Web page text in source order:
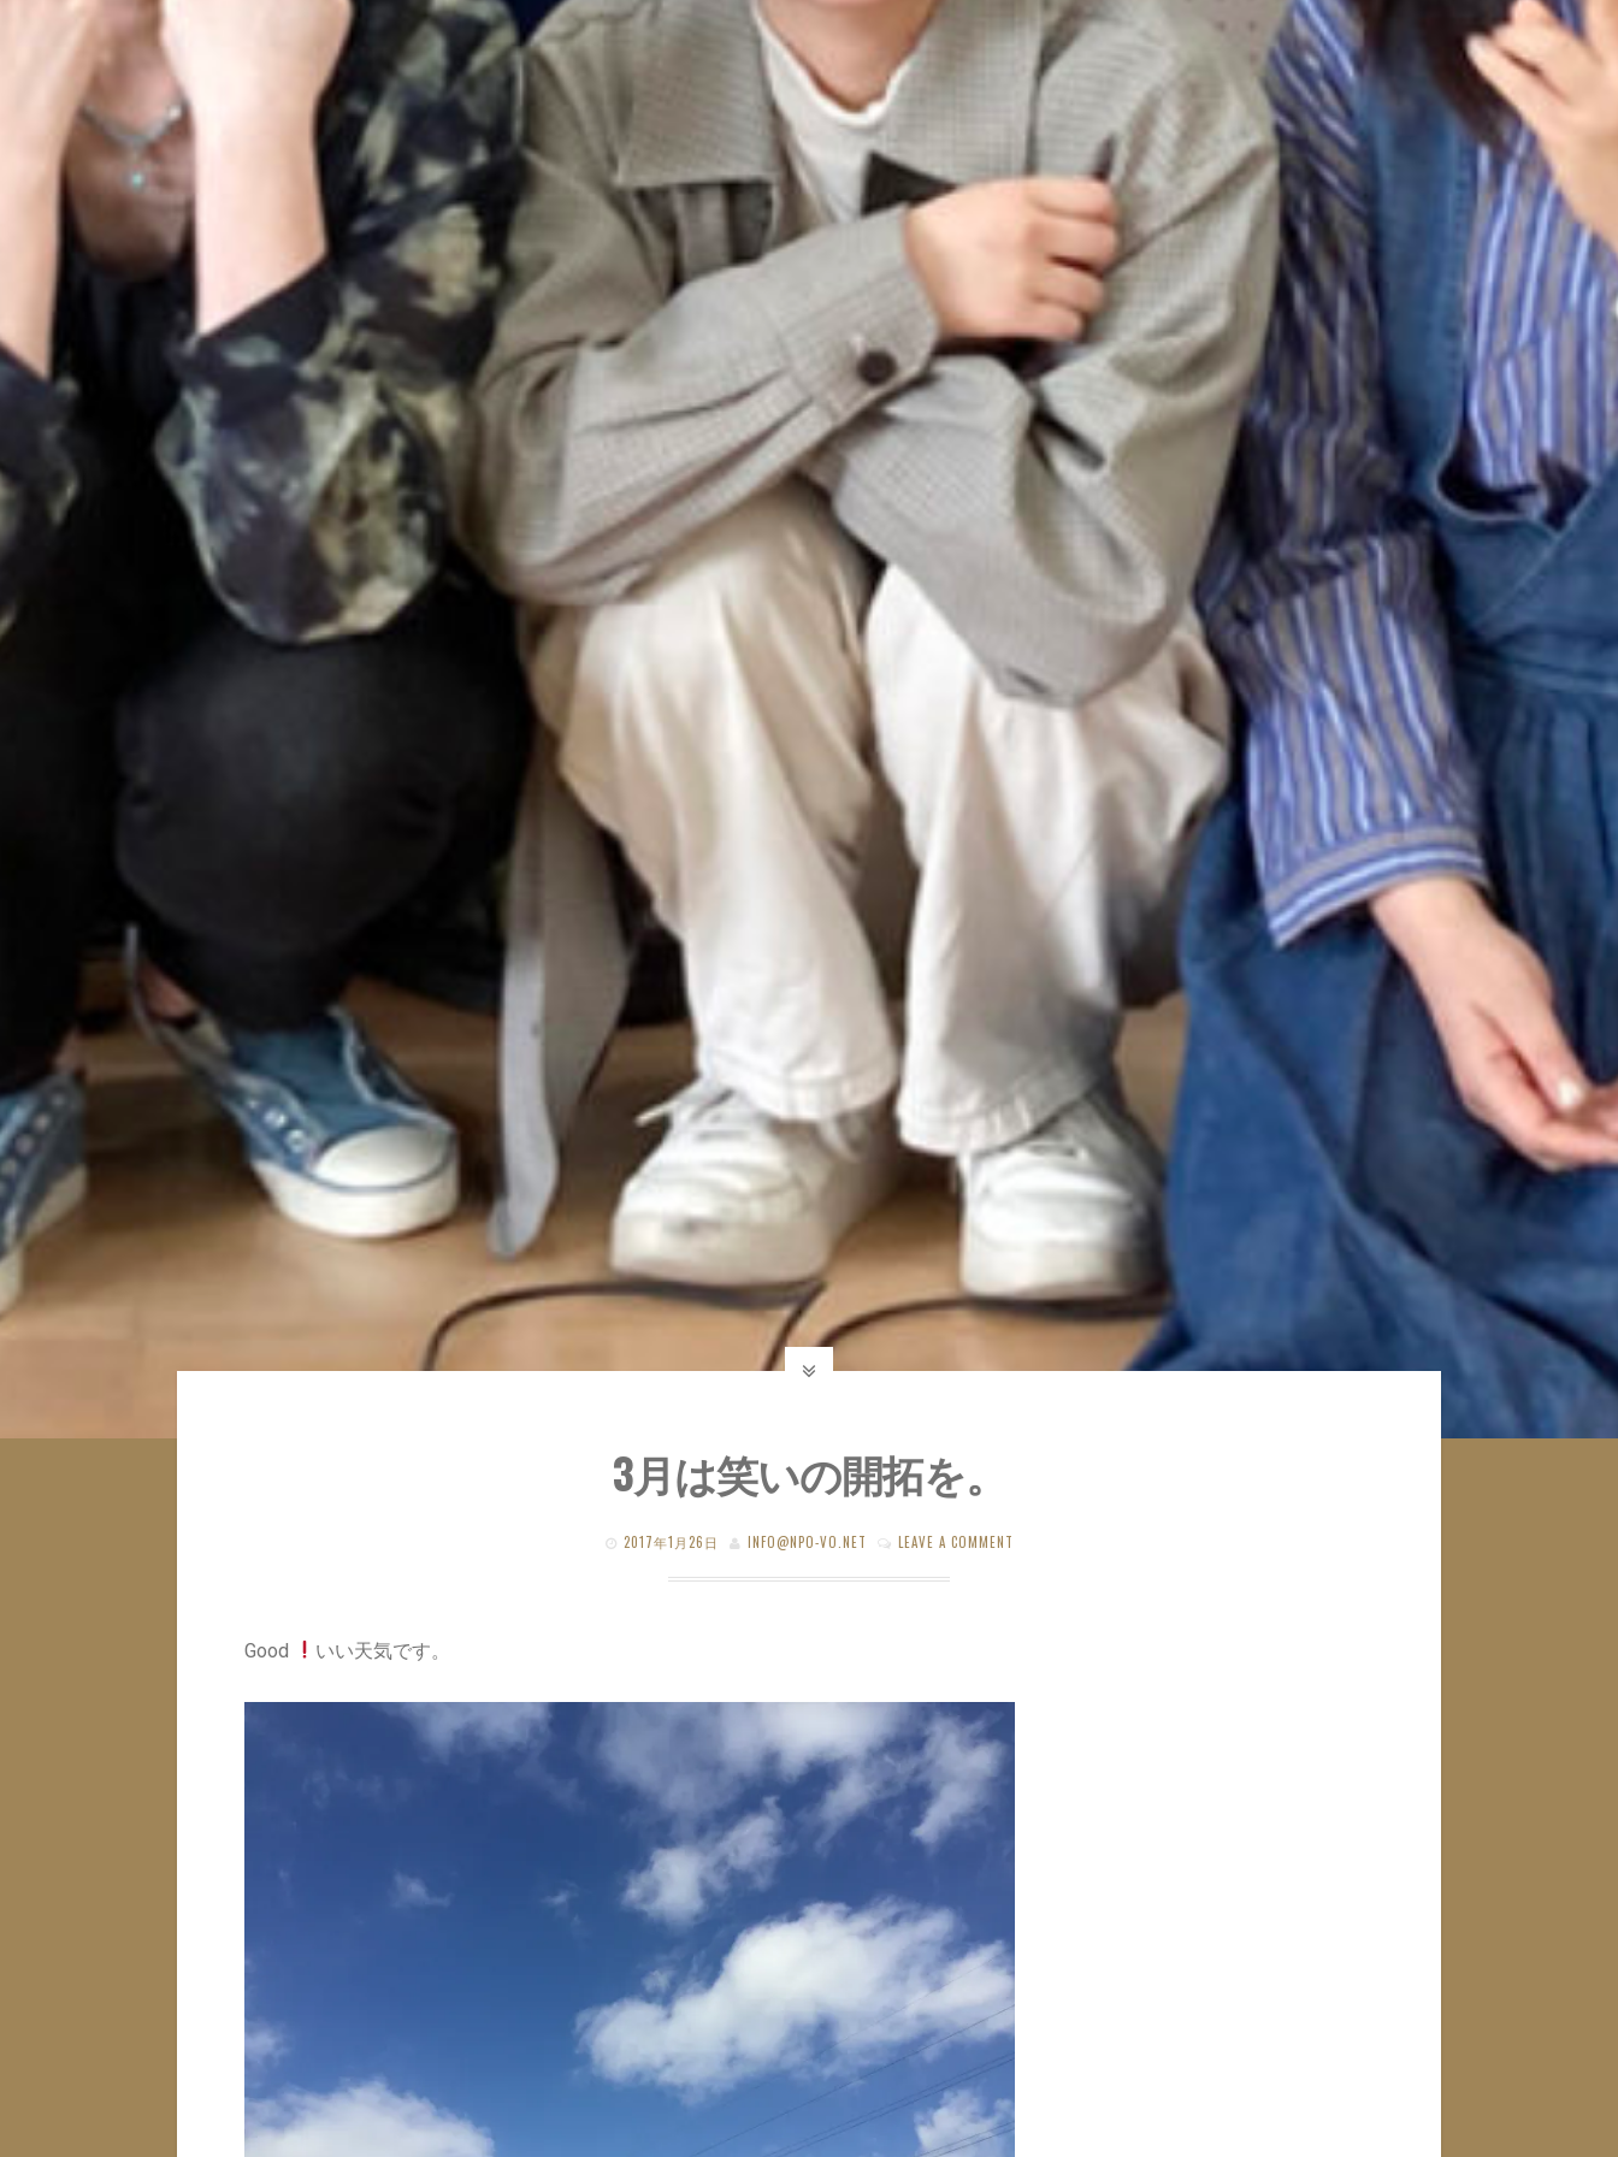
3月は笑いの開拓を。
2017年1月26日 INFO@NPO-VO.NET LEAVE A COMMENT
Good いい天気です。